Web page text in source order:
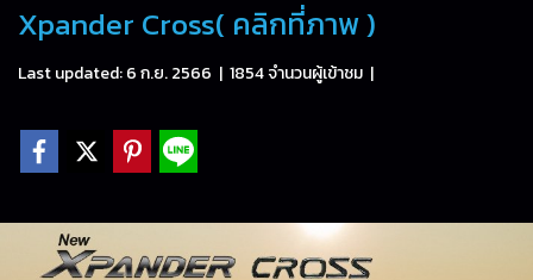
Xpander Cross( คลิกที่ภาพ )
Last updated: 6 ก.ย. 2566 | 1854 จำนวนผู้เข้าชม |